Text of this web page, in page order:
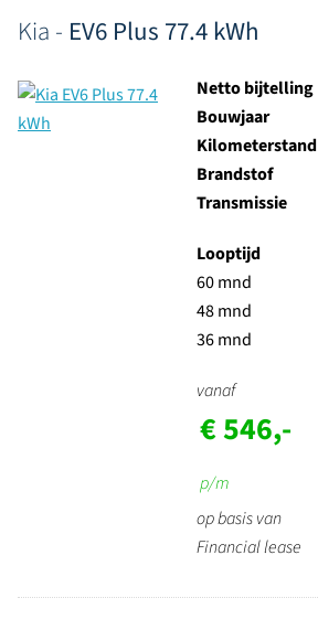
Kia - EV6 Plus 77.4 kWh
Netto bijtelling
Bouwjaar
Kilometerstand
Brandstof
Transmissie
Looptijd
60 mnd
48 mnd
36 mnd
vanaf
€ 546,-
p/m
op basis van
Financial lease